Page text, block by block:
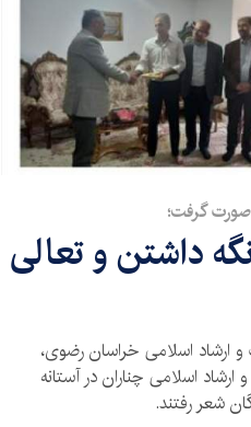
گرفت؛
داشتن و تعالی
ارشاد اسلامی خراسان رضوی،
اسلامی چناران در آستانه
شعر رفتند.